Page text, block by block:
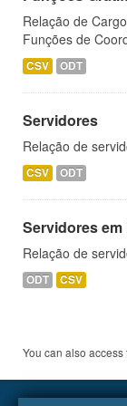
Relação de
Funções de
CSV ODT
Servidores
Relação de
CSV ODT
Servidores em
Relação de
ODT CSV
You can also